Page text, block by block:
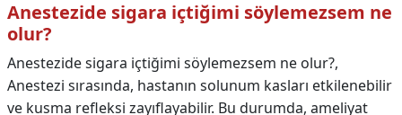
Anestezide sigara içtiğimi söylemezsem ne
olur?
Anestezide sigara içtiğimi söylemezsem ne olur?,
Anestezi sırasında, hastanın solunum kasları etkilenebilir
ve kusma refleksi zayıflayabilir. Bu durumda, ameliyat